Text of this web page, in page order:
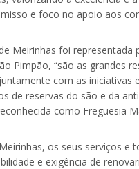
e foco no apoio aos
Meirinhas foi representada
Pimpão, “são as grandes
com as
de reservas do são e da
como Freguesia
os seus serviços e
e exigência de